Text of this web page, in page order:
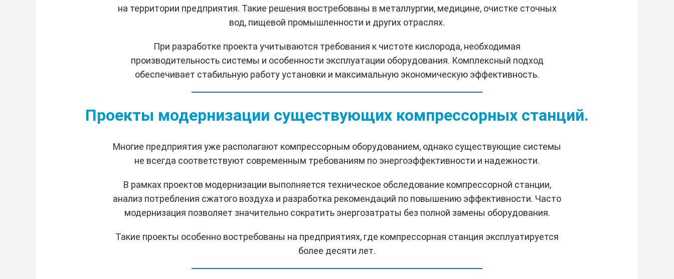
на территории предприятия. Такие решения востребованы в металлургии, медицине, очистке сточных
вод, пищевой промышленности и других отраслях.
При разработке проекта учитываются требования к чистоте кислорода, необходимая
производительность системы и особенности эксплуатации оборудования. Комплексный подход
обеспечивает стабильную работу установки и максимальную экономическую эффективность.
Проекты модернизации существующих компрессорных станций.
Многие предприятия уже располагают компрессорным оборудованием, однако существующие системы
не всегда соответствуют современным требованиям по энергоэффективности и надежности.
В рамках проектов модернизации выполняется техническое обследование компрессорной станции,
анализ потребления сжатого воздуха и разработка рекомендаций по повышению эффективности. Часто
модернизация позволяет значительно сократить энергозатраты без полной замены оборудования.
Такие проекты особенно востребованы на предприятиях, где компрессорная станция эксплуатируется
более десяти лет.